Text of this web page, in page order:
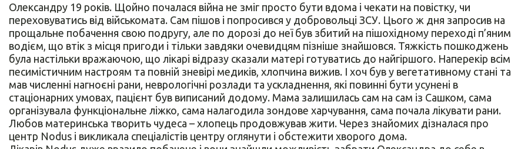
Олександру 19 років. Щойно почалася війна не зміг просто бути вдома і чекати на повістку, чи
переховуватись від військомата. Сам пішов і попросився у добровольці ЗСУ. Цього ж дня запросив на
прощальне побачення свою подругу, але по дорозі до неї був збитий на пішохідному переході п’яним
водієм, що втік з місця пригоди і тільки завдяки очевидцям пізніше знайшовся. Тяжкість пошкоджень
була настільки вражаючою, що лікарі відразу сказали матері готуватись до найгіршого. Наперекір всім
песимістичним настроям та повній зневірі медиків, хлопчина вижив. І хоч був у вегетативному стані та
мав численні нагноєні рани, неврологічні розлади та ускладнення, які повинні бути усунені в
стаціонарних умовах, пацієнт був виписаний додому. Мама залишилась сам на сам із Сашком, сама
організувала функціональне ліжко, сама налагодила зондове харчування, сама почала лікувати рани.
Любов материнська творить чудеса – хлопець продовжував жити. Через знайомих дізналася про
центр Nodus і викликала спеціалістів центру оглянути і обстежити хворого дома.